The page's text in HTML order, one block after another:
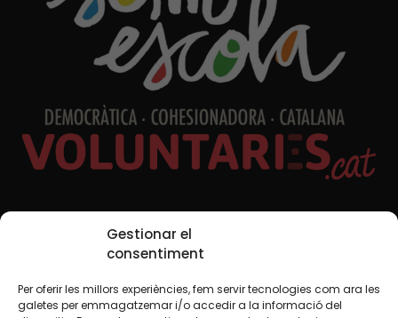
Gestionar el
consentiment
Per oferir les millors experiències, fem servir tecnologies com ara les
galetes per emmagatzemar i/o accedir a la informació del
Xarxes Socials
TWT YTB IG FB IN